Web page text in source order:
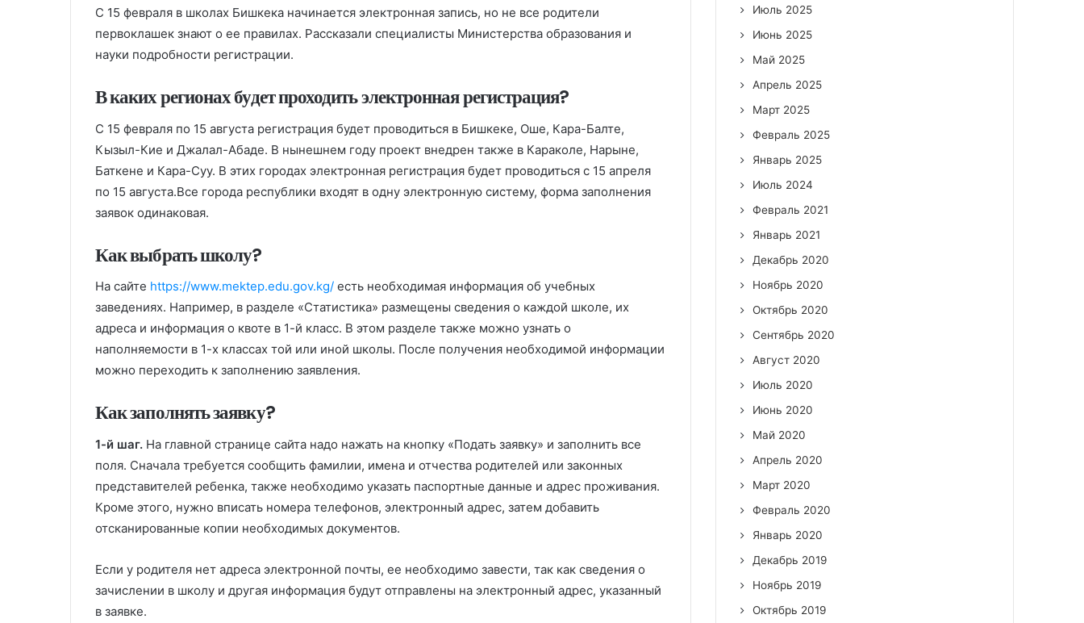
С 15 февраля в школах Бишкека начинается электронная запись, но не все родители
первоклашек знают о ее правилах. Рассказали специалисты Министерства образования и
науки подробности регистрации.
В каких регионах будет проходить электронная регистрация?
С 15 февраля по 15 августа регистрация будет проводиться в Бишкеке, Оше, Кара-Балте,
Кызыл-Кие и Джалал-Абаде. В нынешнем году проект внедрен также в Караколе, Нарыне,
Баткене и Кара-Суу. В этих городах электронная регистрация будет проводиться с 15 апреля
по 15 августа.Все города республики входят в одну электронную систему, форма заполнения
заявок одинаковая.
Как выбрать школу?
На сайте https://www.mektep.edu.gov.kg/ есть необходимая информация об учебных
заведениях. Например, в разделе «Статистика» размещены сведения о каждой школе, их
адреса и информация о квоте в 1-й класс. В этом разделе также можно узнать о
наполняемости в 1-х классах той или иной школы. После получения необходимой информации
можно переходить к заполнению заявления.
Как заполнять заявку?
1-й шаг. На главной странице сайта надо нажать на кнопку «Подать заявку» и заполнить все
поля. Сначала требуется сообщить фамилии, имена и отчества родителей или законных
представителей ребенка, также необходимо указать паспортные данные и адрес проживания.
Кроме этого, нужно вписать номера телефонов, электронный адрес, затем добавить
отсканированные копии необходимых документов.
Если у родителя нет адреса электронной почты, ее необходимо завести, так как сведения о
зачислении в школу и другая информация будут отправлены на электронный адрес, указанный
в заявке.
Июль 2025
Июнь 2025
Май 2025
Апрель 2025
Март 2025
Февраль 2025
Январь 2025
Июль 2024
Февраль 2021
Январь 2021
Декабрь 2020
Ноябрь 2020
Октябрь 2020
Сентябрь 2020
Август 2020
Июль 2020
Июнь 2020
Май 2020
Апрель 2020
Март 2020
Февраль 2020
Январь 2020
Декабрь 2019
Ноябрь 2019
Октябрь 2019